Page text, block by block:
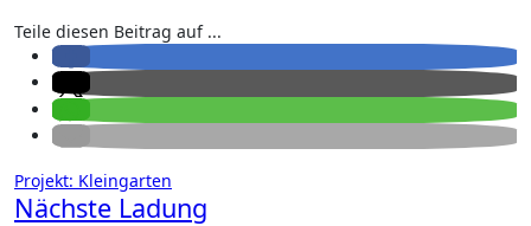
Teile diesen Beitrag auf ...
Projekt: Kleingarten
Nächste Ladung